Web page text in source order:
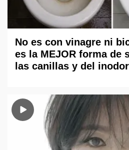
No es con vinagre ni
es la MEJOR forma de
las canillas y del